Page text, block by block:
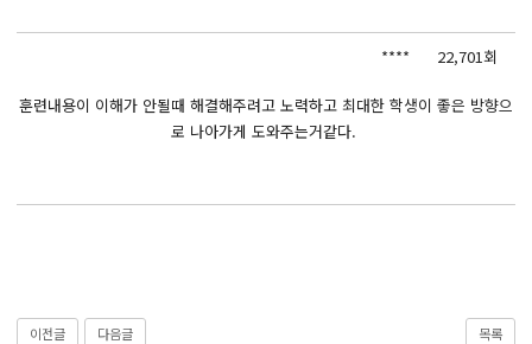
**** 22,701회
훈련내용이 이해가 안될때 해결해주려고 노력하고 최대한 학생이 좋은 방향으
로 나아가게 도와주는거같다.
이전글 다음글 목록
생성형AI
BIM 건축설계 및 실내건축설계(캐드(CAD),맥스(MAX),레빗(REVIT))실무자 양성과정
반응형/웹퍼블리셔/프론트엔드 웹개발자(웹디자인)
디지털컨버전스 자바(JAVA)개발자(전자정부 프레임워크/SPRING)